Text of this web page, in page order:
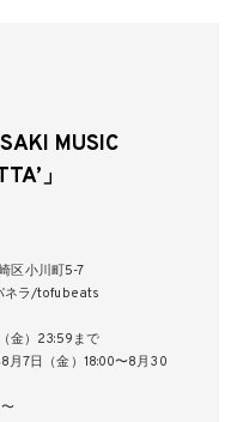
MUSIC
」
区小川町5-7
ネラ/tofubeats
金）23:59まで
月7日（金）18:00〜8月30